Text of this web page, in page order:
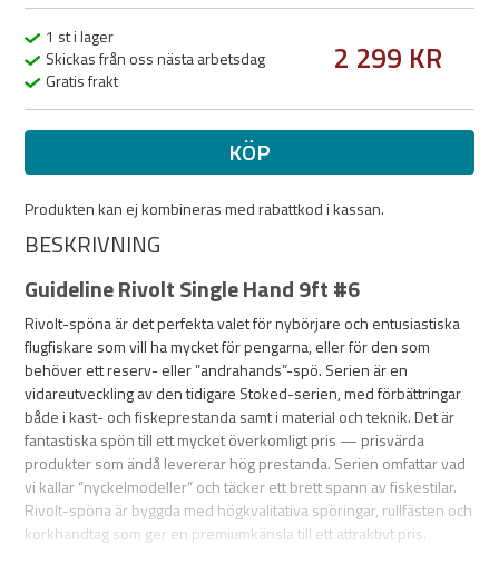
1 st i lager
Skickas från oss nästa arbetsdag
Gratis frakt
2 299 KR
KÖP
Produkten kan ej kombineras med rabattkod i kassan.
BESKRIVNING
Guideline Rivolt Single Hand 9ft #6
Rivolt-spöna är det perfekta valet för nybörjare och entusiastiska
flugfiskare som vill ha mycket för pengarna, eller för den som
behöver ett reserv- eller ”andrahands”-spö. Serien är en
vidareutveckling av den tidigare Stoked-serien, med förbättringar
både i kast- och fiskeprestanda samt i material och teknik. Det är
fantastiska spön till ett mycket överkomligt pris — prisvärda
produkter som ändå levererar hög prestanda. Serien omfattar vad
vi kallar “nyckelmodeller” och täcker ett brett spann av fiskestilar.
Rivolt-spöna är byggda med högkvalitativa spöringar, rullfästen och
korkhandtag som ger en premiumkänsla till ett attraktivt pris.